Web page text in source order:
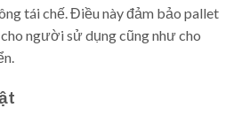
tái chế. Điều này đảm bảo pallet
người sử dụng cũng như cho